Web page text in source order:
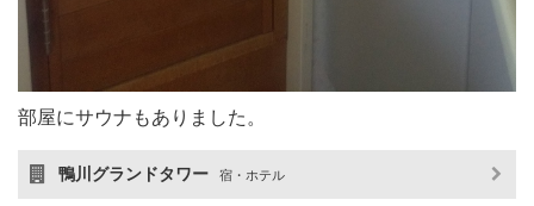
部屋にサウナもありました。
鴨川グランドタワー 宿・ホテル